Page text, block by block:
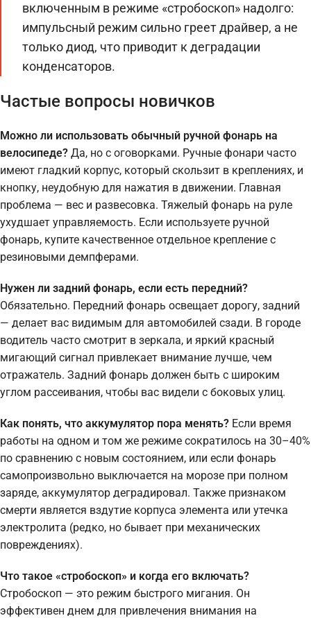
включенным в режиме «стробоскоп» надолго:
импульсный режим сильно греет драйвер, а не
только диод, что приводит к деградации
конденсаторов.
Частые вопросы новичков
Можно ли использовать обычный ручной фонарь на
велосипеде? Да, но с оговорками. Ручные фонари часто
имеют гладкий корпус, который скользит в креплениях, и
кнопку, неудобную для нажатия в движении. Главная
проблема — вес и развесовка. Тяжелый фонарь на руле
ухудшает управляемость. Если используете ручной
фонарь, купите качественное отдельное крепление с
резиновыми демпферами.
Нужен ли задний фонарь, если есть передний?
Обязательно. Передний фонарь освещает дорогу, задний
— делает вас видимым для автомобилей сзади. В городе
водитель часто смотрит в зеркала, и яркий красный
мигающий сигнал привлекает внимание лучше, чем
отражатель. Задний фонарь должен быть с широким
углом рассеивания, чтобы вас видели с боковых улиц.
Как понять, что аккумулятор пора менять? Если время
работы на одном и том же режиме сократилось на 30–40%
по сравнению с новым состоянием, или если фонарь
самопроизвольно выключается на морозе при полном
заряде, аккумулятор деградировал. Также признаком
смерти является вздутие корпуса элемента или утечка
электролита (редко, но бывает при механических
повреждениях).
Что такое «стробоскоп» и когда его включать?
Стробоскоп — это режим быстрого мигания. Он
эффективен днем для привлечения внимания на